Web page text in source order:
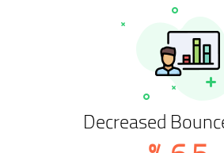
Decreased